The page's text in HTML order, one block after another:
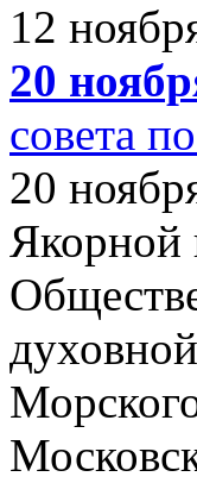
12
20
совета
20
Якорной